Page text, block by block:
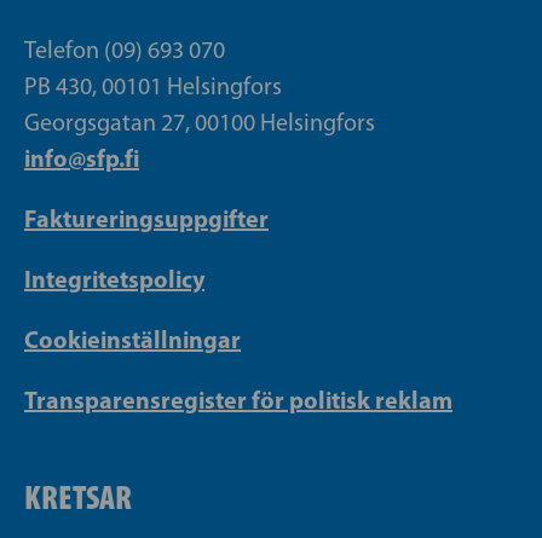
Telefon (09) 693 070
PB 430, 00101 Helsingfors
Georgsgatan 27, 00100 Helsingfors
info@sfp.fi
Faktureringsuppgifter
Integritetspolicy
Cookieinställningar
Transparensregister för politisk reklam
KRETSAR